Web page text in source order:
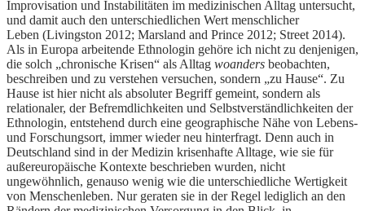
Improvisation und Instabilitäten im medizinischen Alltag untersucht,
und damit auch den unterschiedlichen Wert menschlicher
Leben (Livingston 2012; Marsland and Prince 2012; Street 2014).
Als in Europa arbeitende Ethnologin gehöre ich nicht zu denjenigen,
die solch „chronische Krisen“ als Alltag woanders beobachten,
beschreiben und zu verstehen versuchen, sondern „zu Hause“. Zu
Hause ist hier nicht als absoluter Begriff gemeint, sondern als
relationaler, der Befremdlichkeiten und Selbstverständlichkeiten der
Ethnologin, entstehend durch eine geographische Nähe von Lebens-
und Forschungsort, immer wieder neu hinterfragt. Denn auch in
Deutschland sind in der Medizin krisenhafte Alltage, wie sie für
außereuropäische Kontexte beschrieben wurden, nicht
ungewöhnlich, genauso wenig wie die unterschiedliche Wertigkeit
von Menschenleben. Nur geraten sie in der Regel lediglich an den